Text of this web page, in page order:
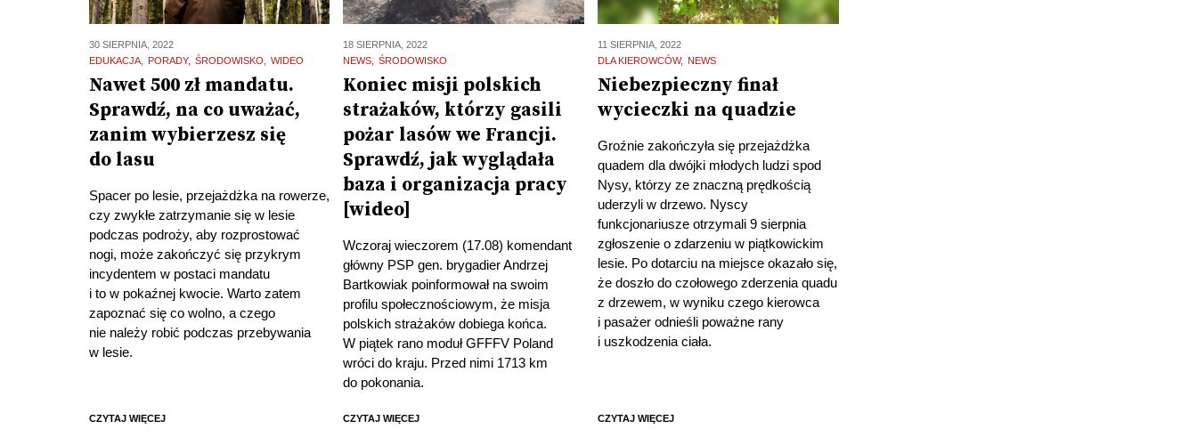
30 SIERPNIA, 2022
EDUKACJA
PORADY ŚRODOWISKO WIDEO
Nawet 500 zł mandatu.
Sprawdź, na co uważać,
zanim wybierzesz się
do lasu
Spacer po lesie, przejażdżka na rowerze,
czy zwykłe zatrzymanie się w lesie
podczas podroży, aby rozprostować
nogi, może zakończyć się przykrym
incydentem w postaci mandatu
i to w pokaźnej kwocie. Warto zatem
zapoznać się co wolno, a czego
nie należy robić podczas przebywania
w lesie.
CZYTAJ WIĘCEJ
18 SIERPNIA, 2022
NEWS
ŚRODOWISKO
Koniec misji polskich
strażaków, którzy gasili
pożar lasów we Francji.
Sprawdź, jak wyglądała
baza i organizacja pracy
[wideo]
Wczoraj wieczorem (17.08) komendant
główny PSP gen. brygadier Andrzej
Bartkowiak poinformował na swoim
profilu społecznościowym, że misja
polskich strażaków dobiega końca.
W piątek rano moduł GFFFV Poland
wróci do kraju. Przed nimi 1713 km
do pokonania.
CZYTAJ WIĘCEJ
11 SIERPNIA, 2022
DLA KIEROWCÓW
NEWS
Niebezpieczny finał
wycieczki na quadzie
Groźnie zakończyła się przejażdżka
quadem dla dwójki młodych ludzi spod
Nysy, którzy ze znaczną prędkością
uderzyli w drzewo. Nyscy
funkcjonariusze otrzymali 9 sierpnia
zgłoszenie o zdarzeniu w piątkowickim
lesie. Po dotarciu na miejsce okazało się,
że doszło do czołowego zderzenia quadu
z drzewem, w wyniku czego kierowca
i pasażer odnieśli poważne rany
i uszkodzenia ciała.
CZYTAJ WIĘCEJ